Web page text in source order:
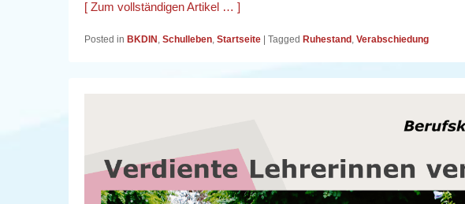
[ Zum vollständigen Artikel … ]
Posted in BKDIN , Schulleben, Startseite Tagged Ruhestand , Verabschiedung